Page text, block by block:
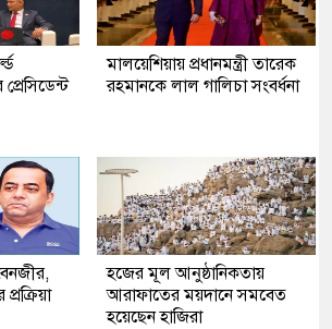
মালয়েশিয়ায় প্রধানমন্ত্রী তারেক
রহমানকে লাল গালিচা সংবর্ধনা
হজের মূল আনুষ্ঠানিকতায়
আরাফাতের ময়দানে সমবেত
হয়েছেন হাজিরা